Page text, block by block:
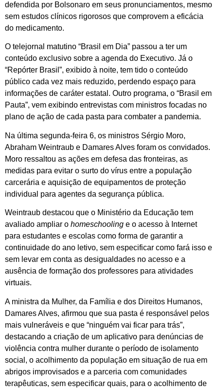
defendida por Bolsonaro em seus pronunciamentos, mesmo
sem estudos clínicos rigorosos que comprovem a eficácia
do medicamento.
O telejornal matutino “Brasil em Dia” passou a ter um
conteúdo exclusivo sobre a agenda do Executivo. Já o
“Repórter Brasil”, exibido à noite, tem tido o conteúdo
público cada vez mais reduzido, perdendo espaço para
informações de caráter estatal. Outro programa, o “Brasil em
Pauta”, vem exibindo entrevistas com ministros focadas no
plano de ação de cada pasta para combater a pandemia.
Na última segunda-feira 6, os ministros Sérgio Moro,
Abraham Weintraub e Damares Alves foram os convidados.
Moro ressaltou as ações em defesa das fronteiras, as
medidas para evitar o surto do vírus entre a população
carcerária e aquisição de equipamentos de proteção
individual para agentes da segurança pública.
Weintraub destacou que o Ministério da Educação tem
avaliado ampliar o homeschooling e o acesso à Internet
para estudantes e escolas como forma de garantir a
continuidade do ano letivo, sem especificar como fará isso e
sem levar em conta as desigualdades no acesso e a
ausência de formação dos professores para atividades
virtuais.
A ministra da Mulher, da Família e dos Direitos Humanos,
Damares Alves, afirmou que sua pasta é responsável pelos
mais vulneráveis e que “ninguém vai ficar para trás”,
destacando a criação de um aplicativo para denúncias de
violência contra mulher durante o período de isolamento
social, o acolhimento da população em situação de rua em
abrigos improvisados e a parceria com comunidades
terapêuticas, sem especificar quais, para o acolhimento de